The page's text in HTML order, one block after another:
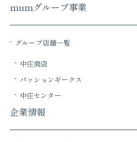
mumグループ事業
グループ店舗一覧
中庄商店
パッションギークス
中庄センター
企業情報